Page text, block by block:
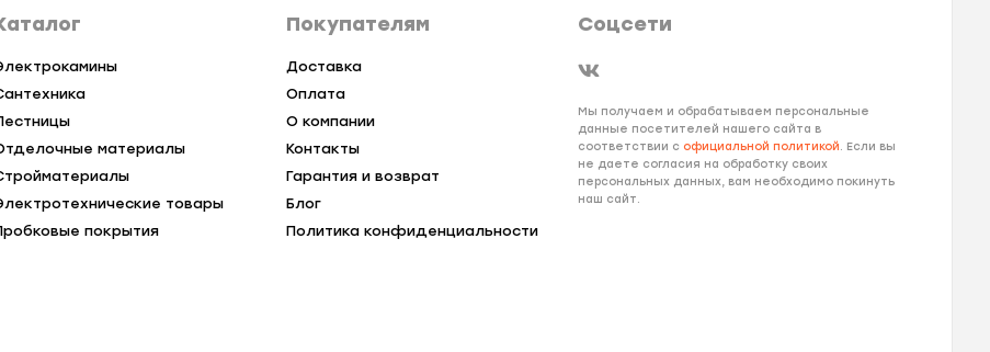
материалы
товары
покрытия
Покупателям
Доставка
Оплата
О компании
Контакты
Гарантия и возврат
Блог
Политика конфиденциальности
Соцсети
Мы получаем и обрабатываем персональные
данные посетителей нашего сайта в
соответствии с официальной политикой. Если вы
не даете согласия на обработку своих
персональных данных, вам необходимо покинуть
наш сайт.